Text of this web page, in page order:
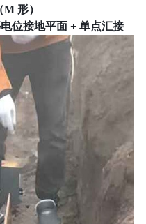
形）
位接地平面 + 单点汇接